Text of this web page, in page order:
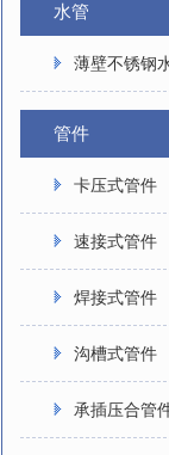
水管
薄壁不锈钢
管件
卡压式管件
速接式管件
焊接式管件
沟槽式管件
承插压合管